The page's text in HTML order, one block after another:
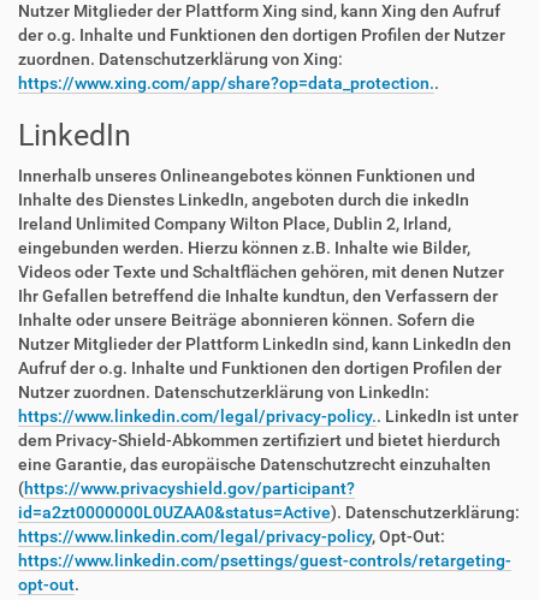
Nutzer Mitglieder der Plattform Xing sind, kann Xing den Aufruf
der o.g. Inhalte und Funktionen den dortigen Profilen der Nutzer
zuordnen. Datenschutzerklärung von Xing:
https://www.xing.com/app/share?op=data_protection..
LinkedIn
Innerhalb unseres Onlineangebotes können Funktionen und
Inhalte des Dienstes LinkedIn, angeboten durch die inkedIn
Ireland Unlimited Company Wilton Place, Dublin 2, Irland,
eingebunden werden. Hierzu können z.B. Inhalte wie Bilder,
Videos oder Texte und Schaltflächen gehören, mit denen Nutzer
Ihr Gefallen betreffend die Inhalte kundtun, den Verfassern der
Inhalte oder unsere Beiträge abonnieren können. Sofern die
Nutzer Mitglieder der Plattform LinkedIn sind, kann LinkedIn den
Aufruf der o.g. Inhalte und Funktionen den dortigen Profilen der
Nutzer zuordnen. Datenschutzerklärung von LinkedIn:
https://www.linkedin.com/legal/privacy-policy.. LinkedIn ist unter
dem Privacy-Shield-Abkommen zertifiziert und bietet hierdurch
eine Garantie, das europäische Datenschutzrecht einzuhalten
(https://www.privacyshield.gov/participant?
id=a2zt0000000L0UZAA0&status=Active). Datenschutzerklärung:
https://www.linkedin.com/legal/privacy-policy, Opt-Out:
https://www.linkedin.com/psettings/guest-controls/retargeting-
opt-out.